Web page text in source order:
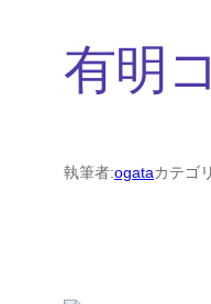
有明
執筆者:ogataカテゴ